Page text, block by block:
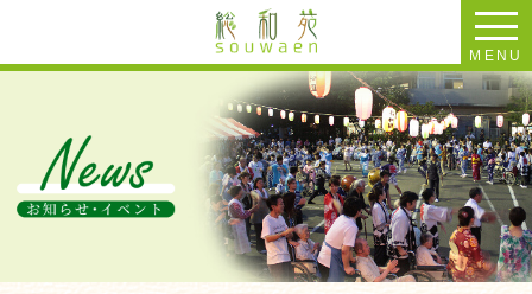
MENU